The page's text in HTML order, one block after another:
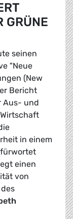
GRÜNE
seinen
"Neue
(New
Bericht
Aus- und
in einem
einen
von